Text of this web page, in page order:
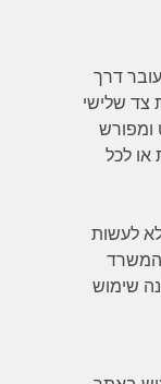
עובר דרך
צד שלישי
ומפורש
או לכל
לעשות
המשרד
שימוש